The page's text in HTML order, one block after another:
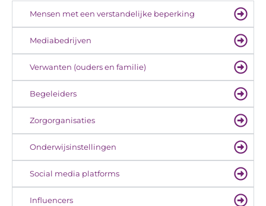
Mensen met een verstandelijke beperking
Mediabedrijven
Verwanten (ouders en familie)
Begeleiders
Zorgorganisaties
Onderwijsinstellingen
Social media platforms
Influencers